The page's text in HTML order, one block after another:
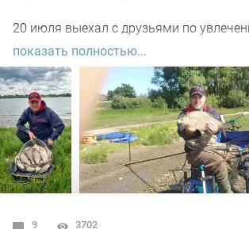
20 июля выехал с друзьями по
место под названием ОГУРЦОВо .
К водоему приехали 05.00 утра
Пока поговорили, настроили снасти!
уже часов в 07.00 рыбка клевало
собственно все видно на фото.
показать полностью...
9 3702